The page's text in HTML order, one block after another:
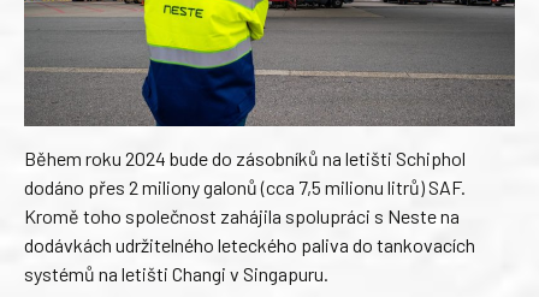
Během roku 2024 bude do zásobníků na letišti Schiphol
dodáno přes 2 miliony galonů (cca 7,5 milionu litrů) SAF.
Kromě toho společnost zahájila spolupráci s Neste na
dodávkách udržitelného leteckého paliva do tankovacích
systémů na letišti Changi v Singapuru.